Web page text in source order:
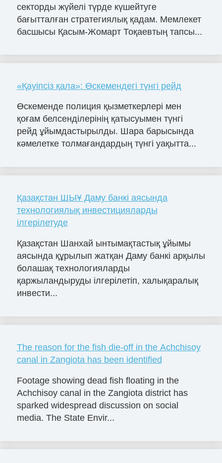
секторды жүйелі түрде күшейтуге
бағытталған стратегиялық қадам. Мемлекет
басшысы Қасым-Жомарт Тоқаевтың тапсы...
«Қауіпсіз қала»: Өскемендегі түнгі рейд
Өскеменде полиция қызметкерлері мен
қоғам белсенділерінің қатысуымен түнгі
рейд ұйымдастырылды. Шара барысында
кәмелетке толмағандардың түнгі уақытта...
Қазақстан ШЫҰ Даму банкі аясында
технологиялық инвестицияларды
ілгерілетуде
Қазақстан Шанхай ынтымақтастық ұйымы
аясында құрылып жатқан Даму банкі арқылы
болашақ технологияларды
қаржыландыруды ілгерілетіп, халықаралық
инвести...
The reason for the fish die-off in the Achchisoy
canal in Zangiota has been identified
Footage showing dead fish floating in the
Achchisoy canal in the Zangiota district has
sparked widespread discussion on social
media. The State Envir...